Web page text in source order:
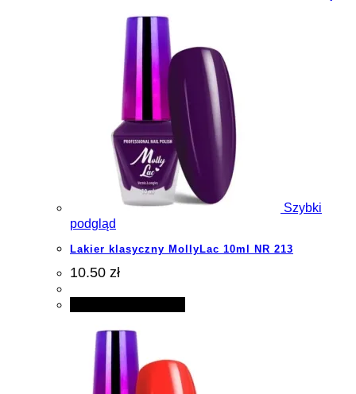
Szybki
podgląd
Lakier klasyczny MollyLac 10ml NR 213
10.50 zł